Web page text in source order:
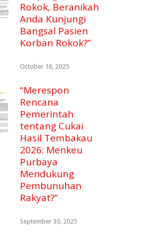
Rokok, Beranikah
Anda Kunjungi
Bangsal Pasien
Korban Rokok?”
October 16, 2025
“Merespon
Rencana
Pemerintah
tentang Cukai
Hasil Tembakau
2026: Menkeu
Purbaya
Mendukung
Pembunuhan
Rakyat?”
September 30, 2025